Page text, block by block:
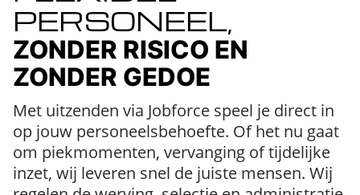
PERSONEEL,
ZONDER RISICO EN
ZONDER GEDOE
Met uitzenden via Jobforce speel je direct in
op jouw personeelsbehoefte. Of het nu gaat
om piekmomenten, vervanging of tijdelijke
inzet, wij leveren snel de juiste mensen. Wij